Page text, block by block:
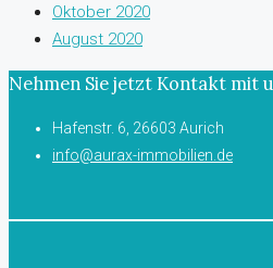
Oktober 2020
August 2020
Nehmen Sie jetzt Kontakt mit
Hafenstr. 6, 26603 Aurich
info@aurax-immobilien.de